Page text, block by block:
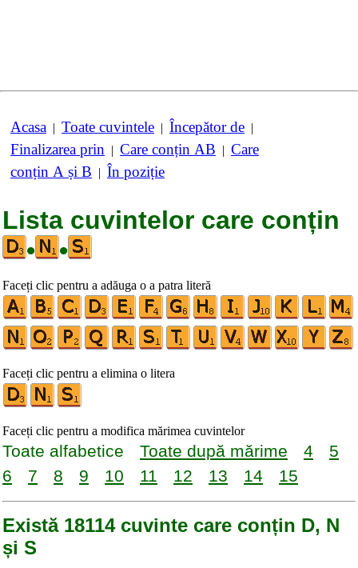
Acasa | Toate cuvintele | Începător de |
Finalizarea prin | Care conțin AB | Care
conțin A și B | În poziție
Lista cuvintelor care conțin
•
•
Faceți clic pentru a adăuga o a patra literă
Faceți clic pentru a elimina o litera
Faceți clic pentru a modifica mărimea cuvintelor
Toate alfabetice Toate după mărime 4
5
6
7 8 9 10 11 12 13 14 15
Există 18114 cuvinte care conțin D, N
și S